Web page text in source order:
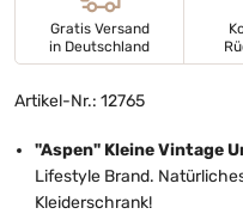
Gratis Versand
in Deutschland
Artikel-Nr.: 12765
"Aspen" Kleine Vintage
Lifestyle Brand.
Kleiderschrank!